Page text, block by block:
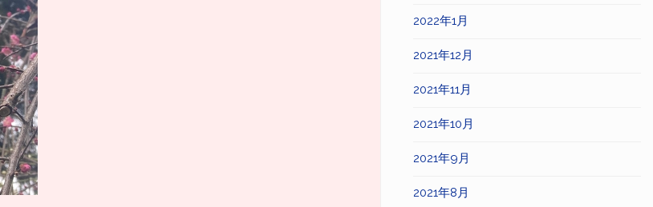
2022年1月
2021年12月
2021年11月
2021年10月
2021年9月
2021年8月